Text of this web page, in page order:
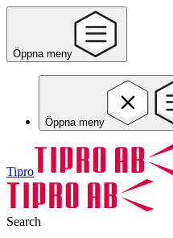
Öppna meny
Öppna meny
Tipro
Search